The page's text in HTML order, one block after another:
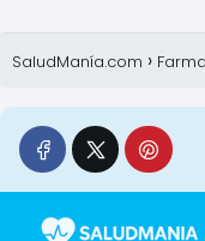
SaludManía.com